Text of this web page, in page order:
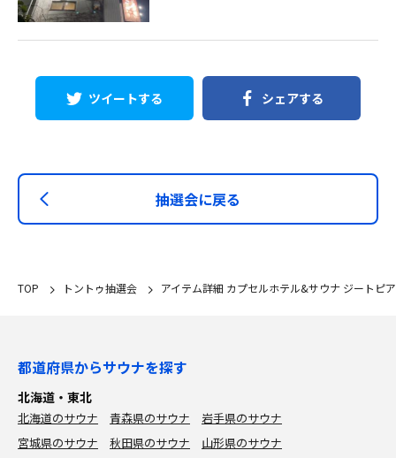
ツイートする シェアする
抽選会に戻る
TOP トントゥ抽選会 アイテム詳細 カプセルホテル&サウナ ジートピ
都道府県からサウナを探す
北海道・東北
北海道のサウナ 青森県のサウナ
岩手県のサウナ
宮城県のサウナ
秋田県のサウナ
山形県のサウナ